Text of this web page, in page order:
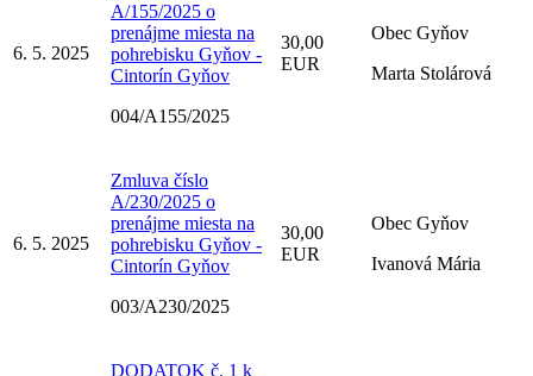
6. 5. 2025
A/155/2025 o
prenájme miesta na
pohrebisku Gyňov -
Cintorín Gyňov
004/A155/2025
30,00
EUR
Obec Gyňov
Marta Stolárová
6. 5. 2025
Zmluva číslo
A/230/2025 o
prenájme miesta na
pohrebisku Gyňov -
Cintorín Gyňov
003/A230/2025
30,00
EUR
Obec Gyňov
Ivanová Mária
DODATOK č. 1 k